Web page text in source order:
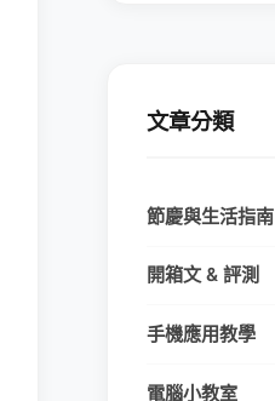
文章分類
節慶與生活指南
開箱文 & 評測
手機應用教學
電腦小教室